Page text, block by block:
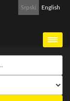
Srpski English